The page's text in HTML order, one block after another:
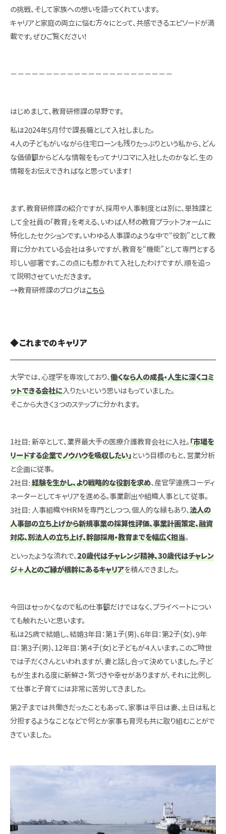
の挑戦、そして家族への想いを語ってくれています。
キャリアと家庭の両立に悩む方々にとって、共感できるエピソードが満
載です。ぜひご覧ください！
－－－－－－－－－－－－－－－－－－－－－－－
はじめまして、教育研修課の早野です。
私は2024年5月付で課長職として入社しました。
４人の子どもがいながら住宅ローンも残りたっぷりという私から、どん
な価値観からどんな情報をもってナリコマに入社したのかなど、生の
情報をお伝えできればなと思っています！
まず、教育研修課の紹介ですが、採用や人事制度とは別に、単独課と
して全社員の「教育」を考える、いわば人材の教育プラットフォームに
特化したセクションです。いわゆる人事課のような中で“役割”として教
育に分かれている会社は多いですが、教育を“機能”として専門とする
珍しい部署です。この点にも惹かれて入社したわけですが、順を追っ
て説明させていただきます。
→教育研修課のブログはこちら
◆これまでのキャリア
大学では、心理学を専攻しており、 働くなら人の成長・人生に深くコミ
ットできる会社に 入りたいという思いはもっていました。
そこから大きく３つのステップに分かれます。
1社目: 新卒として、業界最大手の医療介護教育会社に入社。「市場を
リードする企業でノウハウを吸収したい」という目標のもと、営業分析
と企画に従事。
2社目:経験を生かし、より戦略的な役割を求め、産官学連携コーディ
ネーターとしてキャリアを進める。事業創出や組織人事として従事。
3社目: 人事組織やHRMを専門としつつ、個人的な縁もあり、 法人の
人事部の立ち上げから新規事業の採算性評価、事業計画策定、融資
対応、別法人の立ち上げ、幹部採用・教育までを幅広く担当。
といったような流れで、 20歳代はチャレンジ精神、30歳代はチャレン
ジ＋人とのご縁が根幹にあるキャリアを積んできました。
今回はせっかくなので私の仕事観だけではなく、プライベートについ
ても触れたいと思います。
私は25歳で結婚し、結婚3年目：第１子(男)、6年目：第2子(女)、9年
目：第3子(男)、12年目：第４子(女)と子どもが４人います。このご時世
では子だくさんといわれますが、妻と話し合って決めていました。子ど
もが生まれる度に新鮮さ・気づきや幸せがありますが、それに比例し
て仕事と子育てには非常に苦労してきました。
第2子までは共働きだったこともあって、家事は平日は妻、土日は私と
分担するようなことなどで何とか家事も育児も共に取り組むことがで
きていました。